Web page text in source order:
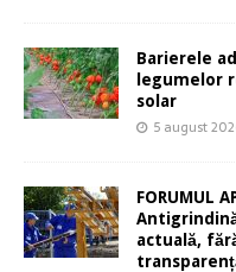
Barierele
legumelor
solar
5 august
FORUMUL
actuală,